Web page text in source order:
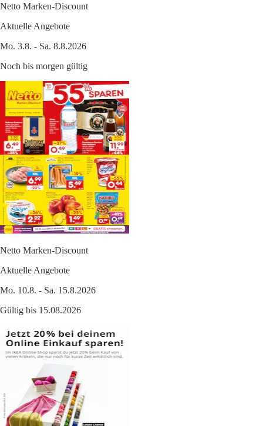
Netto Marken-Discount
Aktuelle Angebote
Mo. 3.8. - Sa. 8.8.2026
Noch bis morgen gültig
Netto Marken-Discount
Aktuelle Angebote
Mo. 10.8. - Sa. 15.8.2026
Gültig bis 15.08.2026